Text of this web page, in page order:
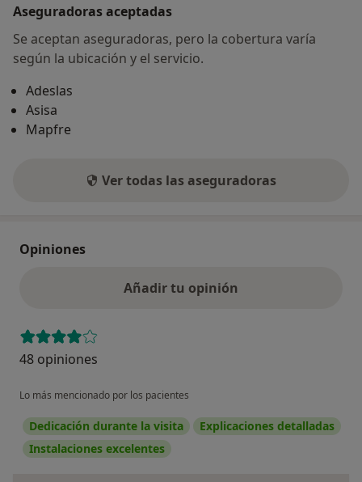
Aseguradoras aceptadas
Se aceptan aseguradoras, pero la cobertura varía
según la ubicación y el servicio.
Adeslas
Asisa
Mapfre
Ver todas las aseguradoras
Opiniones
Añadir tu opinión
48 opiniones
Lo más mencionado por los pacientes
Dedicación durante la visita
Explicaciones detalladas
Instalaciones excelentes